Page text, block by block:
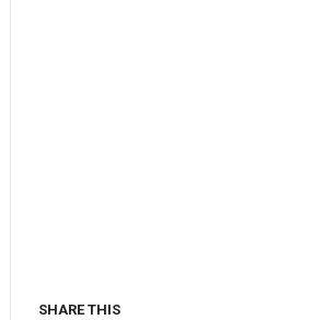
SHARE THIS